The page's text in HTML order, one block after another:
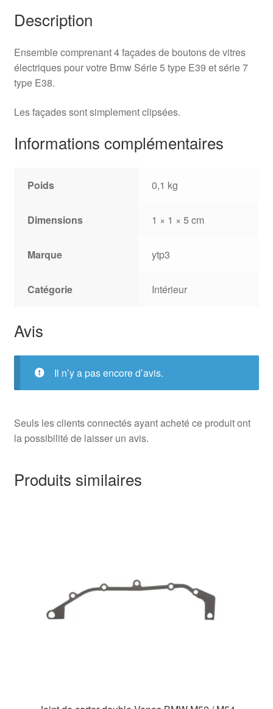
Description
Ensemble comprenant 4 façades de boutons de vitres
électriques pour votre Bmw Série 5 type E39 et série 7
type E38.
Les façades sont simplement clipsées.
Informations complémentaires
Poids 0,1 kg
Dimensions 1 × 1 × 5 cm
Marque ytp3
Catégorie Intérieur
Avis
Il n’y a pas encore d’avis.
Seuls les clients connectés ayant acheté ce produit ont
la possibilité de laisser un avis.
Produits similaires